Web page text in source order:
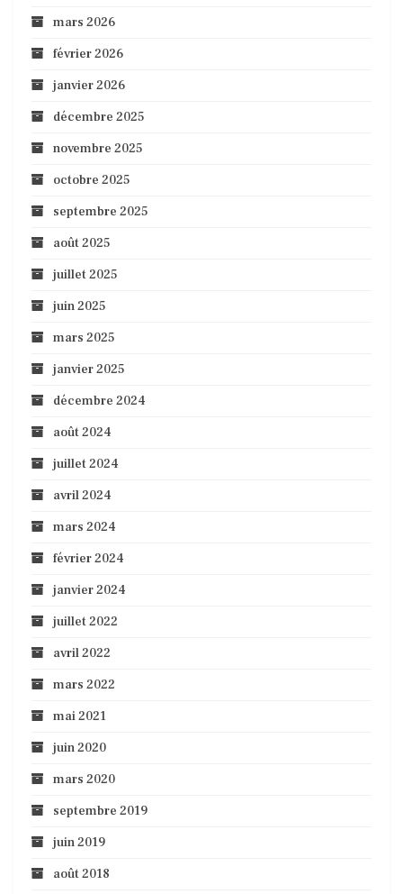
mars 2026
février 2026
janvier 2026
décembre 2025
novembre 2025
octobre 2025
septembre 2025
août 2025
juillet 2025
juin 2025
mars 2025
janvier 2025
décembre 2024
août 2024
juillet 2024
avril 2024
mars 2024
février 2024
janvier 2024
juillet 2022
avril 2022
mars 2022
mai 2021
juin 2020
mars 2020
septembre 2019
juin 2019
août 2018